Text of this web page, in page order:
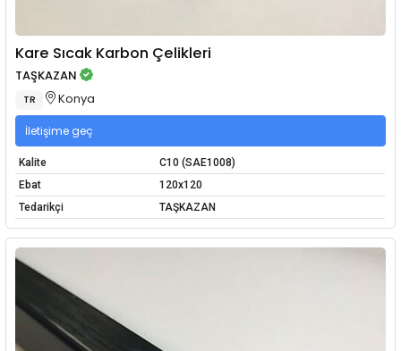
Kare Sıcak Karbon Çelikleri
TAŞKAZAN
TR Konya
İletişime geç
Kalite
C10 (SAE1008)
Ebat
120x120
Tedarikçi
TAŞKAZAN